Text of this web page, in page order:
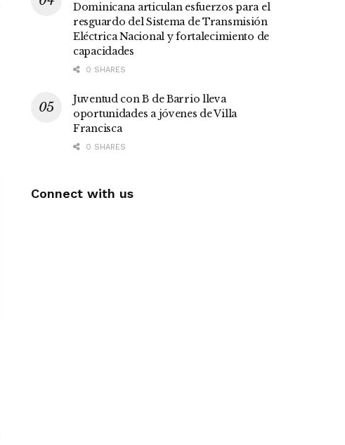
Dominicana articulan esfuerzos para el
resguardo del Sistema de Transmisión
Eléctrica Nacional y fortalecimiento de
capacidades
0 SHARES
Juventud con B de Barrio lleva
oportunidades a jóvenes de Villa
Francisca
0 SHARES
Connect with us